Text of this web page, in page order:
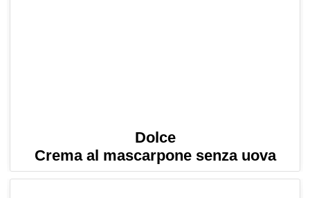
Dolce
Crema al mascarpone senza uova